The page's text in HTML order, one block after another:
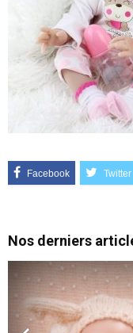
Nos derniers